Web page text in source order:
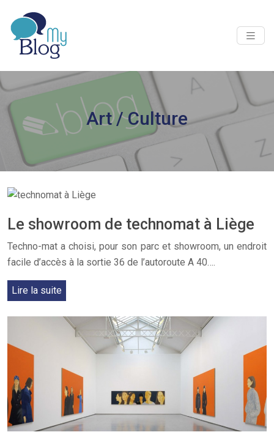
Art / Culture
Le showroom de technomat à Liège
Techno-mat a choisi, pour son parc et showroom, un endroit
facile d’accès à la sortie 36 de l’autoroute A 40….
Lire la suite